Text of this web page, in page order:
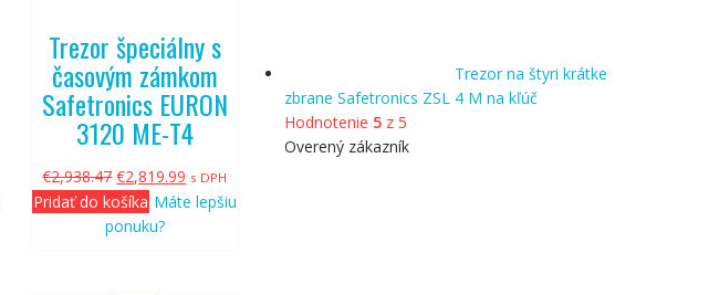
Trezor špeciálny s
časovým zámkom
Safetronics EURON
3120 ME-T4
€2,938.47Pôvodná
cena
bola:
€2,819.99 Aktuálna
cena
s DPH
Pridať do košíka Máte lepšiu
ponuku?
Trezor na štyri krátke
zbrane Safetronics ZSL 4 M na kľúč
Hodnotenie 5 z 5
Overený zákazník